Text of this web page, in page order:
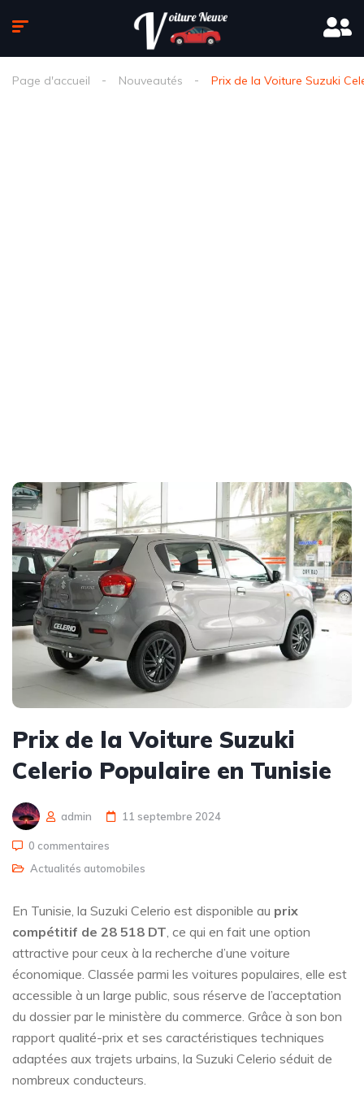
Page d'accueil Nouveautés Prix de la Voiture Suzuki
Prix de la Voiture Suzuki
Celerio Populaire en Tunisie
admin 11 septembre 2024
0 commentaires
Actualités automobiles
En Tunisie, la Suzuki Celerio est disponible au prix
compétitif de 28 518 DT, ce qui en fait une option
attractive pour ceux à la recherche d’une voiture
économique. Classée parmi les voitures populaires, elle est
accessible à un large public, sous réserve de l’acceptation
du dossier par le ministère du commerce. Grâce à son bon
rapport qualité-prix et ses caractéristiques techniques
adaptées aux trajets urbains, la Suzuki Celerio séduit de
nombreux conducteurs.